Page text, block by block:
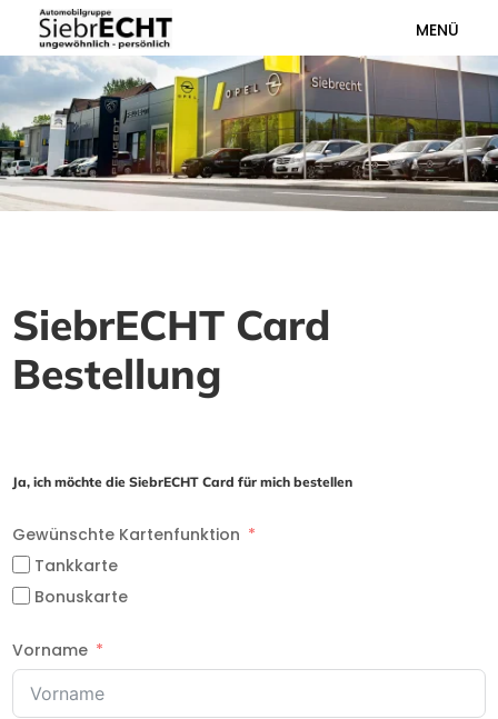
MENÜ
SiebrECHT Card
Bestellung
Ja, ich möchte die SiebrECHT Card für mich bestellen
Gewünschte Kartenfunktion
Tankkarte
Bonuskarte
Vorname